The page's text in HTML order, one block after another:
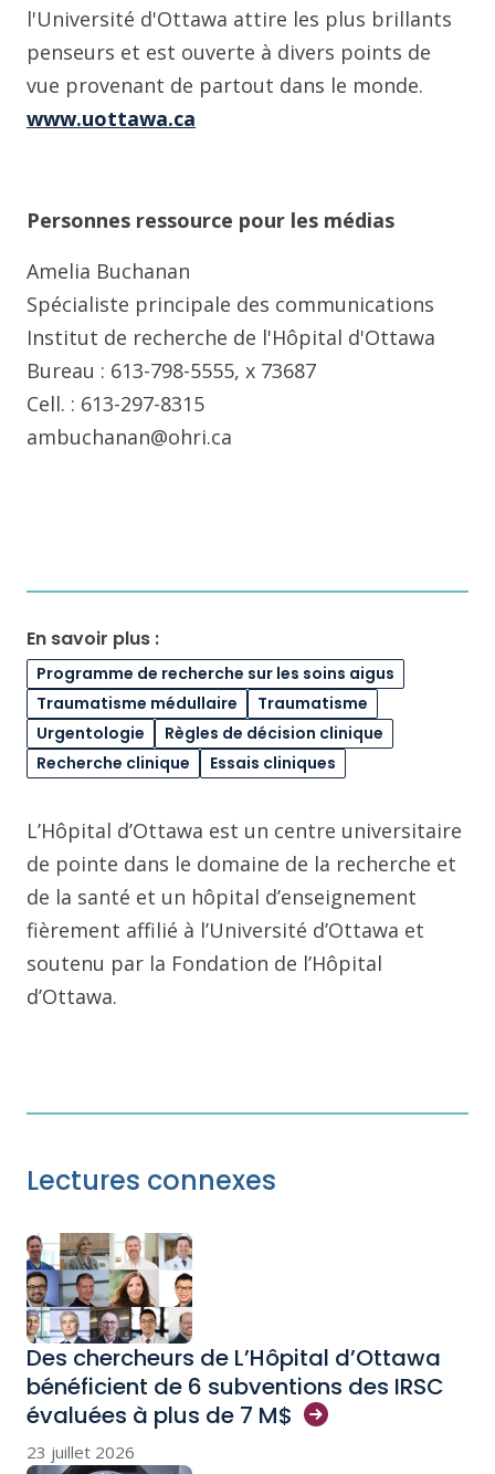
l'Université d'Ottawa attire les plus brillants
penseurs et est ouverte à divers points de
vue provenant de partout dans le monde.
www.uottawa.ca
Personnes ressource pour les médias
Amelia Buchanan
Spécialiste principale des communications
Institut de recherche de l'Hôpital d'Ottawa
Bureau : 613-798-5555, x 73687
Cell. : 613-297-8315
ambuchanan@ohri.ca
En savoir plus :
Programme de recherche sur les soins aigus
Traumatisme médullaire
Traumatisme
Urgentologie
Règles de décision clinique
Recherche clinique
Essais cliniques
L’Hôpital d’Ottawa est un centre universitaire
de pointe dans le domaine de la recherche et
de la santé et un hôpital d’enseignement
fièrement affilié à l’Université d’Ottawa et
soutenu par la Fondation de l’Hôpital
d’Ottawa.
Lectures connexes
Des chercheurs de L’Hôpital d’Ottawa
bénéficient de 6 subventions des IRSC
évaluées à plus de 7 M$
23 juillet 2026